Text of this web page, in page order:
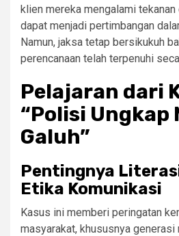
klien mereka mengalami
dapat menjadi pertimbangan
Namun, jaksa tetap bersikukuh
perencanaan telah terpenuhi
Pelajaran dari
“Polisi Ungkap
Galuh”
Pentingnya
Etika Komunikasi
Kasus ini memberi peringatan
masyarakat, khususnya generasi